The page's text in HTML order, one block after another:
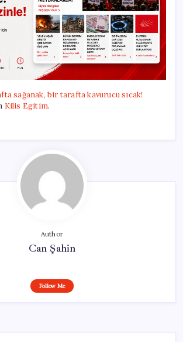
sağanak, bir tarafta kavurucu sıcak!
Kilis Egitim.
Author
Can Şahin
Follow Me